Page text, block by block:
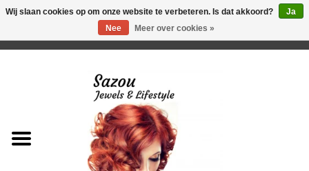
Just for Him
Wij slaan cookies op om onze website te verbeteren. Is dat akkoord?
Ja
Nee
Meer over cookies »